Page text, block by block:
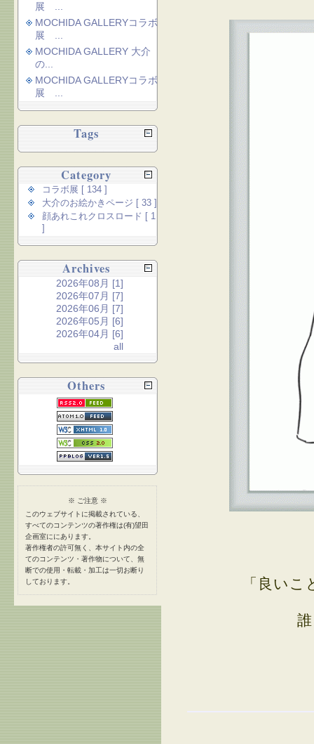
「良い
誰
展 ...
MOCHIDA GALLERYコラボ
展 ...
MOCHIDA GALLERY 大介
の...
MOCHIDA GALLERYコラボ
展 ...
Tags
Category
コラボ展 [ 134 ]
大介のお絵かきページ [ 33 ]
顔あれこれクロスロード [ 1
Archives
2026年08月 [1]
2026年07月 [7]
2026年06月 [7]
2026年05月 [6]
2026年04月 [6]
all
Others
※ ご注意 ※
このウェブサイトに掲載されている、
すべてのコンテンツの著作権は(有)望田
企画室ににあります。
著作権者の許可無く、本サイト内の全
てのコンテンツ・著作物について、無
断での使用・転載・加工は一切お断り
しております。